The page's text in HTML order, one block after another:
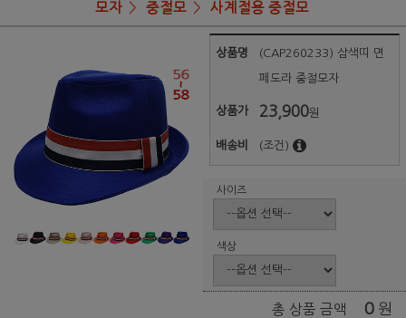
모자 중절모 사계절용 중절모
상품명 (CAP260233) 삼색띠 면
페도라 중절모자
상품가 23,900원
배송비 (조건)
사이즈
색상
총 상품 금액 0 원